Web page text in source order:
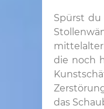
Spürst
die noch
das